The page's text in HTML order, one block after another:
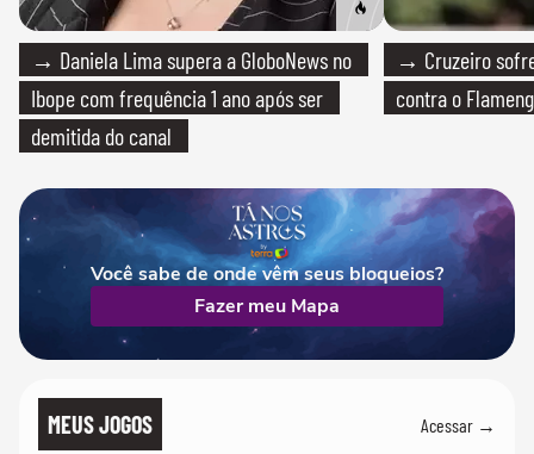
→ Daniela Lima supera a GloboNews no
Ibope com frequência 1 ano após ser
demitida do canal
→ Cruzeiro
contra o
Você sabe de onde vêm seus bloqueios?
Fazer meu Mapa
MEUS JOGOS Acessar →